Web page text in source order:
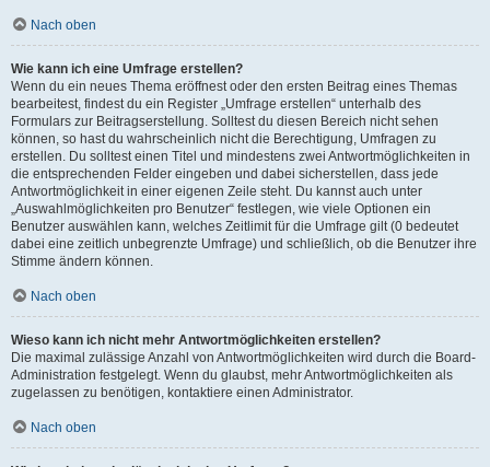
Nach oben
Wie kann ich eine Umfrage erstellen?
Wenn du ein neues Thema eröffnest oder den ersten Beitrag eines Themas
bearbeitest, findest du ein Register „Umfrage erstellen“ unterhalb des
Formulars zur Beitragserstellung. Solltest du diesen Bereich nicht sehen
können, so hast du wahrscheinlich nicht die Berechtigung, Umfragen zu
erstellen. Du solltest einen Titel und mindestens zwei Antwortmöglichkeiten in
die entsprechenden Felder eingeben und dabei sicherstellen, dass jede
Antwortmöglichkeit in einer eigenen Zeile steht. Du kannst auch unter
„Auswahlmöglichkeiten pro Benutzer“ festlegen, wie viele Optionen ein
Benutzer auswählen kann, welches Zeitlimit für die Umfrage gilt (0 bedeutet
dabei eine zeitlich unbegrenzte Umfrage) und schließlich, ob die Benutzer ihre
Stimme ändern können.
Nach oben
Wieso kann ich nicht mehr Antwortmöglichkeiten erstellen?
Die maximal zulässige Anzahl von Antwortmöglichkeiten wird durch die Board-
Administration festgelegt. Wenn du glaubst, mehr Antwortmöglichkeiten als
zugelassen zu benötigen, kontaktiere einen Administrator.
Nach oben